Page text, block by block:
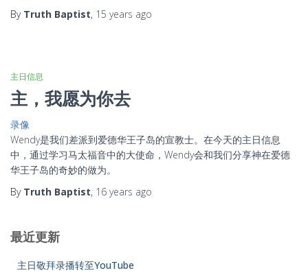
By Truth Baptist, 15 years ago
主日信息
主，我愿为你去
录像
Wendy是我们差派到爱德华王子岛的宣教士。在今天的主日信息
中，通过学习马太福音中的大使命，Wendy会和我们分享神在爱德
华王子岛的奇妙的做为。
By Truth Baptist, 16 years ago
最近更新
主日敬拜录播转至YouTube